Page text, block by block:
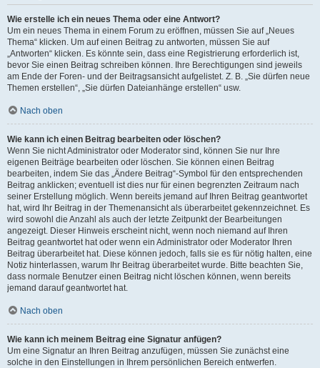
Wie erstelle ich ein neues Thema oder eine Antwort?
Um ein neues Thema in einem Forum zu eröffnen, müssen Sie auf „Neues
Thema“ klicken. Um auf einen Beitrag zu antworten, müssen Sie auf
„Antworten“ klicken. Es könnte sein, dass eine Registrierung erforderlich ist,
bevor Sie einen Beitrag schreiben können. Ihre Berechtigungen sind jeweils
am Ende der Foren- und der Beitragsansicht aufgelistet. Z. B. „Sie dürfen neue
Themen erstellen“, „Sie dürfen Dateianhänge erstellen“ usw.
Nach oben
Wie kann ich einen Beitrag bearbeiten oder löschen?
Wenn Sie nicht Administrator oder Moderator sind, können Sie nur Ihre
eigenen Beiträge bearbeiten oder löschen. Sie können einen Beitrag
bearbeiten, indem Sie das „Ändere Beitrag“-Symbol für den entsprechenden
Beitrag anklicken; eventuell ist dies nur für einen begrenzten Zeitraum nach
seiner Erstellung möglich. Wenn bereits jemand auf Ihren Beitrag geantwortet
hat, wird Ihr Beitrag in der Themenansicht als überarbeitet gekennzeichnet. Es
wird sowohl die Anzahl als auch der letzte Zeitpunkt der Bearbeitungen
angezeigt. Dieser Hinweis erscheint nicht, wenn noch niemand auf Ihren
Beitrag geantwortet hat oder wenn ein Administrator oder Moderator Ihren
Beitrag überarbeitet hat. Diese können jedoch, falls sie es für nötig halten, eine
Notiz hinterlassen, warum Ihr Beitrag überarbeitet wurde. Bitte beachten Sie,
dass normale Benutzer einen Beitrag nicht löschen können, wenn bereits
jemand darauf geantwortet hat.
Nach oben
Wie kann ich meinem Beitrag eine Signatur anfügen?
Um eine Signatur an Ihren Beitrag anzufügen, müssen Sie zunächst eine
solche in den Einstellungen in Ihrem persönlichen Bereich entwerfen.